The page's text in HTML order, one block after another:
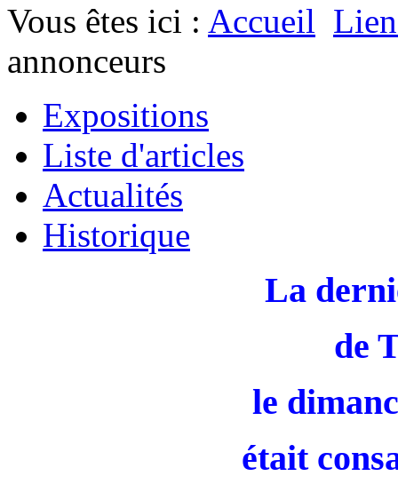
Vous êtes ici : Accueil
annonceurs
Expositions
Liste d'articles
Actualités
Historique
La
de
le
était